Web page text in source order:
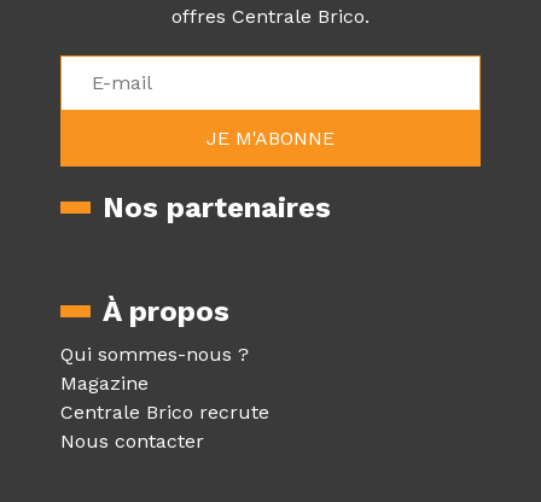
offres Centrale Brico.
Nos partenaires
À propos
Qui sommes-nous ?
Magazine
Centrale Brico recrute
Nous contacter